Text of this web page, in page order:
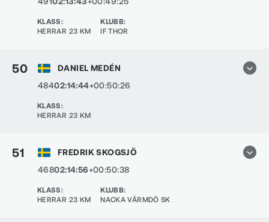
KLASS:
HERRAR 23 KM
KLUBB:
IF THOR
50
DANIEL MEDÉN
48402:14:44+00:50:26
KLASS:
HERRAR 23 KM
51
FREDRIK SKOGSJÖ
46802:14:56+00:50:38
KLASS:
HERRAR 23 KM
KLUBB:
NACKA VÄRMDÖ SK